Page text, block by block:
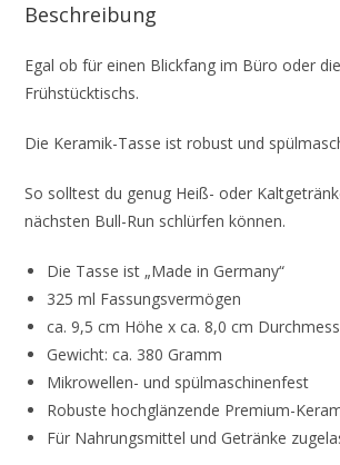
Beschreibung
Egal ob für einen Blickfang im Büro oder
Frühstücktischs.
Die Keramik-Tasse ist robust und
So solltest du genug Heiß- oder
nächsten Bull-Run schlürfen können.
Die Tasse ist „Made in Germany“
325 ml Fassungsvermögen
ca. 9,5 cm Höhe x ca. 8,0 cm
Gewicht: ca. 380 Gramm
Mikrowellen- und spülmaschinenfest
Robuste hochglänzende Premium-
Für Nahrungsmittel und Getränke